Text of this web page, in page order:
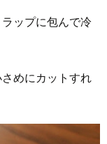
ップに包んで冷
めにカットすれ